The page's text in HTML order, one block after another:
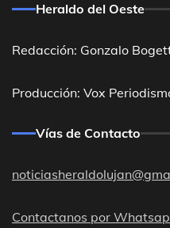
Heraldo del Oeste
Redacción: Gonzalo
Producción: Vox
Vías de Contacto
Contactanos por